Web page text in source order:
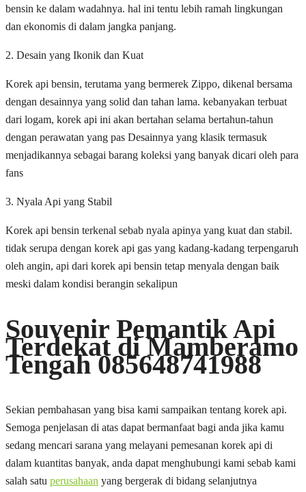
bensin ke dalam wadahnya. hal ini tentu lebih ramah lingkungan
dan ekonomis di dalam jangka panjang.
2. Desain yang Ikonik dan Kuat
Korek api bensin, terutama yang bermerek Zippo, dikenal bersama
dengan desainnya yang solid dan tahan lama. kebanyakan terbuat
dari logam, korek api ini akan bertahan selama bertahun-tahun
dengan perawatan yang pas Desainnya yang klasik termasuk
menjadikannya sebagai barang koleksi yang banyak dicari oleh para
fans
3. Nyala Api yang Stabil
Korek api bensin terkenal sebab nyala apinya yang kuat dan stabil.
tidak serupa dengan korek api gas yang kadang-kadang terpengaruh
oleh angin, api dari korek api bensin tetap menyala dengan baik
meski dalam kondisi berangin sekalipun
Souvenir Pemantik Api
Terdekat di Mamberamo
Tengah 085648741988
Sekian pembahasan yang bisa kami sampaikan tentang korek api.
Semoga penjelasan di atas dapat bermanfaat bagi anda jika kamu
sedang mencari sarana yang melayani pemesanan korek api di
dalam kuantitas banyak, anda dapat menghubungi kami sebab kami
salah satu perusahaan yang bergerak di bidang selanjutnya